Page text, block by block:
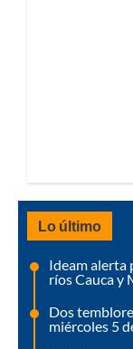
Lo último
Ideam alerta
ríos Cauca y
Dos
miércoles 5